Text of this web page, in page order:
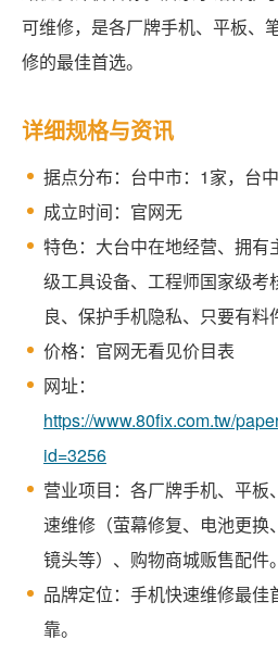
可维修，是各厂牌手机、平板、
修的最佳首选。
详细规格与资讯
据点分布：台中市：1家，台
成立时间：官网无
特色：大台中在地经营、拥有
级工具设备、工程师国家级考
良、保护手机隐私、只要有料
价格：官网无看见价目表
网址：
https://www.80fix.com.tw/
id=3256
营业项目：各厂牌手机、平
速维修（萤幕修复、电池更换
镜头等）、购物商城贩售配件。
品牌定位：手机快速维修最
靠。